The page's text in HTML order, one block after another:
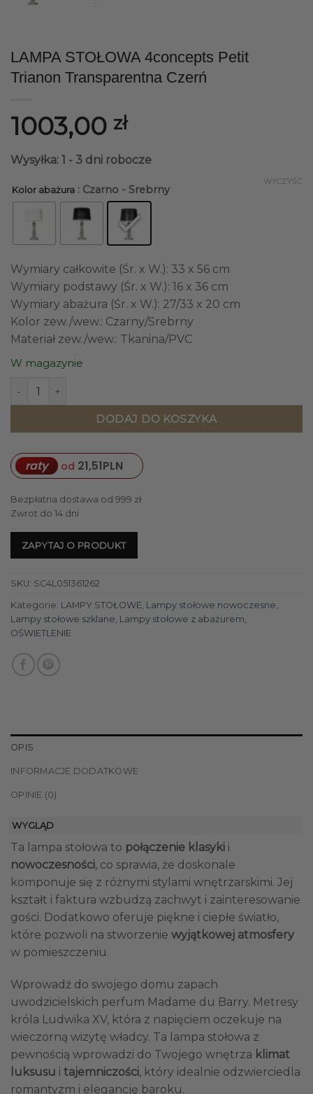
LAMPA STOŁOWA 4concepts Petit
Trianon Transparentna Czerń
1003,00 zł
Wysyłka: 1 - 3 dni robocze
Kolor abażura : Czarno - Srebrny
WYCZYŚĆ
Wymiary całkowite (Śr. x W.): 33 x 56 cm
Wymiary podstawy (Śr. x W.): 16 x 36 cm
Wymiary abażura (Śr. x W.): 27/33 x 20 cm
Kolor zew./wew.: Czarny/Srebrny
Materiał zew./wew.: Tkanina/PVC
W magazynie
ilość LAMPA STOŁOWA 4concepts Petit Trianon
DODAJ DO KOSZYKA
raty od 21,51PLN
Bezpłatna dostawa od 999 zł
Zwrot do 14 dni
ZAPYTAJ O PRODUKT
SKU: SC4L051361262
Kategorie: LAMPY STOŁOWE Lampy stołowe nowoczesne
Lampy stołowe szklane Lampy stołowe z abażurem
OŚWIETLENIE
OPIS
INFORMACJE DODATKOWE
OPINIE (0)
WYGLĄD
Ta lampa stołowa to połączenie klasyki i
nowoczesności, co sprawia, że doskonale
komponuje się z różnymi stylami wnętrzarskimi. Jej
kształt i faktura wzbudzą zachwyt i zainteresowanie
gości. Dodatkowo oferuje piękne i ciepłe światło,
które pozwoli na stworzenie wyjątkowej atmosfery
w pomieszczeniu.
Wprowadź do swojego domu zapach
uwodzicielskich perfum Madame du Barry. Metresy
króla Ludwika XV, która z napięciem oczekuje na
wieczorną wizytę władcy. Ta lampa stołowa z
pewnością wprowadzi do Twojego wnętrza klimat
luksusu i tajemniczości, który idealnie odzwierciedla
romantyzm i elegancję baroku.